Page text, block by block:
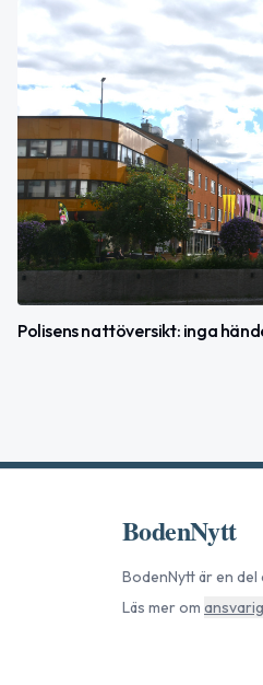
Polisens nattöversikt: inga
BodenNytt
BodenNyttär en del
Läs mer om